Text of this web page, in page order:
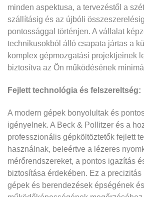
minden aspektusa, a tervezéstől a
szállításig és az újbóli
pontossággal történjen. A vállalat
technikusokból álló csapata jártas a
komplex gépmozgatási projektjeinek
biztosítva az Ön működésének
Fejlett technológia és felszereltség:
A modern gépek bonyolultak és
igényelnek. A Beck & Pollitzer és a
professzionális gépköltöztetők fejlett
használnak, beleértve a lézeres
mérőrendszereket, a pontos igazítás
biztosítása érdekében. Ez a
gépek és berendezések épségének és